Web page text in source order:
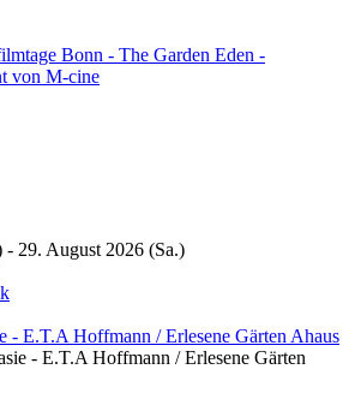
Bonn - The Garden Eden -
von M-cine
- 29. August 2026 (Sa.)
- E.T.A Hoffmann / Erlesene Gärten Ahaus